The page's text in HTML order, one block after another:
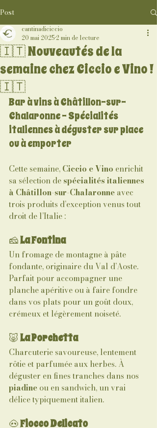
Post
🇮🇹 Nouveautés de la
semaine chez Ciccio e Vino !
🇮🇹
cantinadiciccio
20 mai 20252 min de lecture
Bar à vins à Châtillon-sur-
Chalaronne – Spécialités
italiennes à déguster sur place
ou à emporter
Cette semaine, Ciccio e Vino enrichit
sa sélection de spécialités italiennes
à Châtillon-sur-Chalaronne avec
trois produits d’exception venus tout
droit de l’Italie :
🧀 La Fontina
Un fromage de montagne à pâte
fondante, originaire du Val d’Aoste.
Parfait pour accompagner une
planche apéritive ou à faire fondre
dans vos plats pour un goût doux,
crémeux et légèrement noiseté.
🐷 La Porchetta
Charcuterie savoureuse, lentement
rôtie et parfumée aux herbes. À
déguster en fines tranches dans nos
piadine ou en sandwich, un vrai
délice typiquement italien.
🐽 Fiocco Delicato